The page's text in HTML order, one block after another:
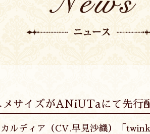
サイズがANiUTaにて先行
カルディア（CV.早見沙織）「